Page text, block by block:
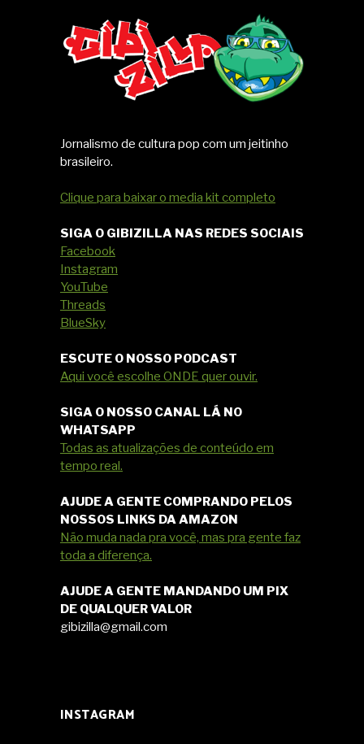
Jornalismo de cultura pop com um jeitinho
brasileiro.
Clique para baixar o media kit completo
SIGA O GIBIZILLA NAS REDES SOCIAIS
Facebook
Instagram
YouTube
Threads
BlueSky
ESCUTE O NOSSO PODCAST
Aqui você escolhe ONDE quer ouvir.
SIGA O NOSSO CANAL LÁ NO
WHATSAPP
Todas as atualizações de conteúdo em
tempo real.
AJUDE A GENTE COMPRANDO PELOS
NOSSOS LINKS DA AMAZON
Não muda nada pra você, mas pra gente faz
toda a diferença.
AJUDE A GENTE MANDANDO UM PIX
DE QUALQUER VALOR
gibizilla@gmail.com
INSTAGRAM